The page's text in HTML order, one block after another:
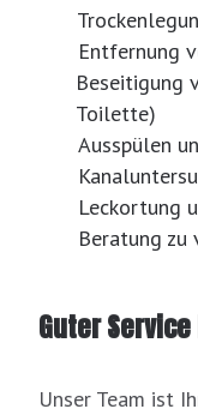
Entfernung
Beseitigung
Toilette)
Ausspülen
Leckortung
Beratung zu
Guter
Unser Team ist